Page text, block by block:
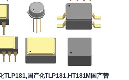
TLP181,国产化TLP181,HT181M国产替